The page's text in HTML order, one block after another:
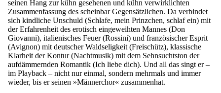
seinen Hang zur kühn gesehenen und kühn verwirklichten
Zusammenfassung des scheinbar Gegensätzlichen. Da verbindet
sich kindliche Unschuld (Schlafe, mein Prinzchen, schlaf ein) mit
der Erfahrenheit des erotisch eingeweihten Mannes (Don
Giovanni), italienisches Feuer (Rossini) und französischer Esprit
(Avignon) mit deutscher Waldseligkeit (Freischütz), klassische
Klarheit der Kontur (Nachtmusik) mit dem Sehnsuchtston der
aufdämmernden Romantik (Ich liebe dich). Und all das singt er –
im Playback – nicht nur einmal, sondern mehrmals und immer
wieder, bis er seinen »Männerchor« zusammenhat.